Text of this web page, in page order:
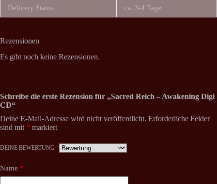
Delivery Status ca. 3-4 Tage
Rezensionen
Es gibt noch keine Rezensionen.
Schreibe die erste Rezension für „Sacred Reich – Awakening Digi
CD“
Deine E-Mail-Adresse wird nicht veröffentlicht. Erforderliche Felder
sind mit * markiert
DEINE BEWERTUNG *
Name *